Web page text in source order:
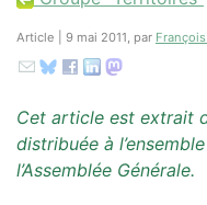
Article | 9 mai 2011, par François
Cet article est extrait
distribuée à
l’Assemblée Générale.